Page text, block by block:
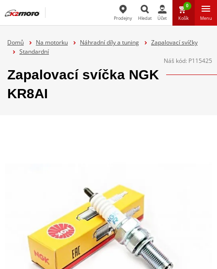
Hledat
Prodejny Hledat Účet
0
Košík Menu
Domů Na motorku Náhradní díly a tuning
Zapalovací svíčky
Standardní
Náš kód: P115425
Zapalovací svíčka NGK
KR8AI